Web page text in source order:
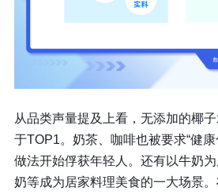
从品类声量提及上看，无添加的椰
于TOP1。奶茶、咖啡也被要求“健
做法开始俘获年轻人。还有以牛奶
奶等成为居家料理美食的一大场景。